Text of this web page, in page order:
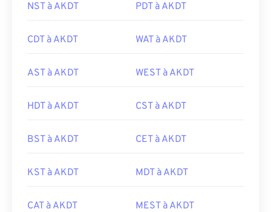
NST à AKDT PDT à AKDT
CDT à AKDT WAT à AKDT
AST à AKDT WEST à AKDT
HDT à AKDT CST à AKDT
BST à AKDT CET à AKDT
KST à AKDT MDT à AKDT
CAT à AKDT MEST à AKDT